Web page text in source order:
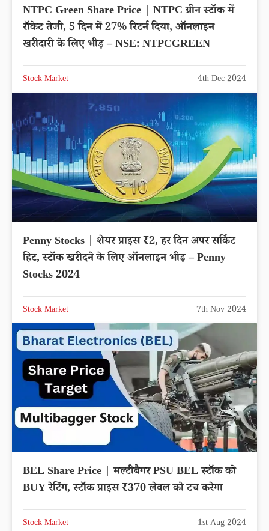
NTPC Green Share Price | NTPC ग्रीन स्टॉक में
रॉकेट तेजी, 5 दिन में 27% रिटर्न दिया, ऑनलाइन
खरीदारी के लिए भीड़ – NSE: NTPCGREEN
Stock Market 4th Dec 2024
Penny Stocks | शेयर प्राइस ₹2, हर दिन अपर सर्किट
हिट, स्टॉक खरीदने के लिए ऑनलाइन भीड़ – Penny
Stocks 2024
Stock Market 7th Nov 2024
BEL Share Price | मल्टीबैगर PSU BEL स्टॉक को
BUY रेटिंग, स्टॉक प्राइस ₹370 लेवल को टच करेगा
Stock Market 1st Aug 2024